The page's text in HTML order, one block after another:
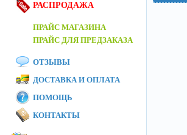
РАСПРОДАЖА
ПРАЙС МАГАЗИНА
ПРАЙС ДЛЯ ПРЕДЗАКАЗА
ОТЗЫВЫ
ДОСТАВКА И ОПЛАТА
ПОМОЩЬ
КОНТАКТЫ